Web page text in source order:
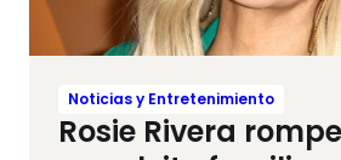
Noticias y Entretenimiento
Rosie Rivera